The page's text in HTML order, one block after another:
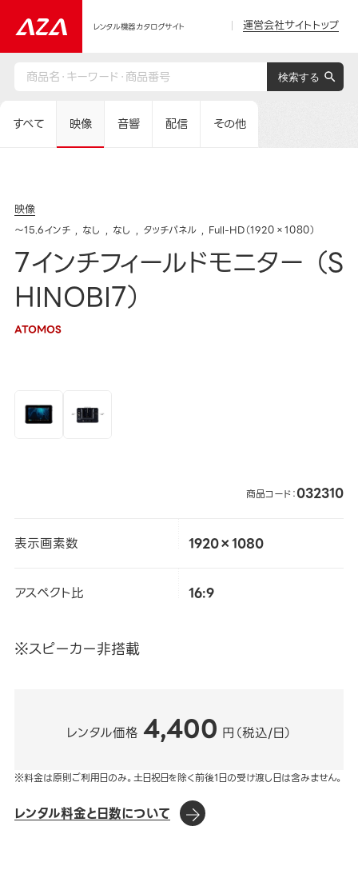
レンタル機器カタログサイト 運営会社サイトトップ
すべて 映像 音響 配信 その他
映像
～15.6インチ なし なし タッチパネル Full-HD（1920×1080）
7インチフィールドモニター （S
HINOBI7）
ATOMOS
商品コード：032310
表示画素数 1920×1080
アスペクト比 16:9
※スピーカー非搭載
レンタル価格 4,400 円（税込/日）
※料金は原則ご利用日のみ。土日祝日を除く前後1日の受け渡し日は含みません。
レンタル料金と日数について